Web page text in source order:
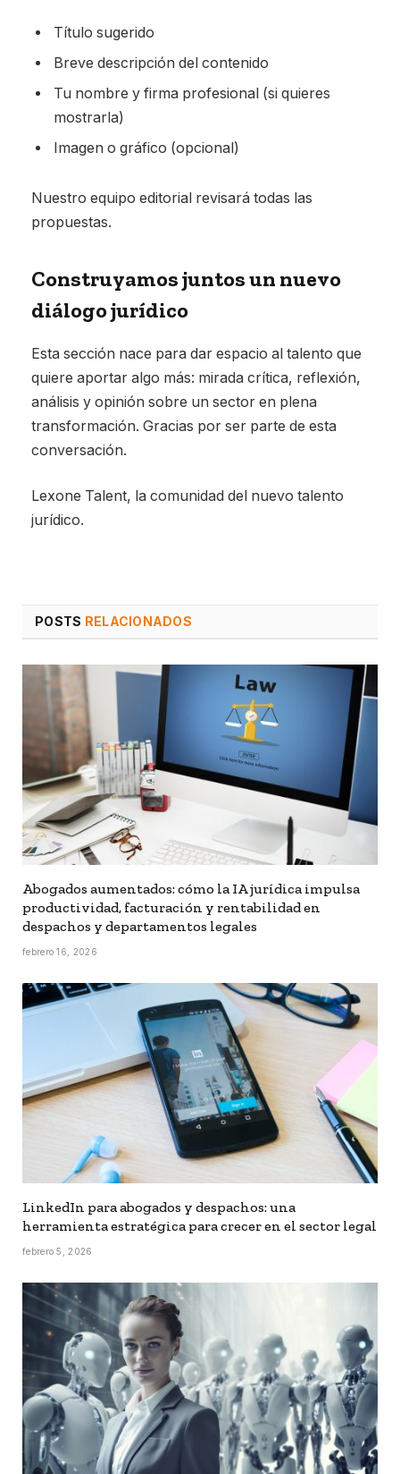
Título sugerido
Breve descripción del contenido
Tu nombre y firma profesional (si quieres
mostrarla)
Imagen o gráfico (opcional)
Nuestro equipo editorial revisará todas las
propuestas.
Construyamos juntos un nuevo
diálogo jurídico
Esta sección nace para dar espacio al talento que
quiere aportar algo más: mirada crítica, reflexión,
análisis y opinión sobre un sector en plena
transformación. Gracias por ser parte de esta
conversación.
Lexone Talent, la comunidad del nuevo talento
jurídico.
POSTS RELACIONADOS
Abogados aumentados: cómo la IA jurídica impulsa
productividad, facturación y rentabilidad en
despachos y departamentos legales
febrero 16, 2026
LinkedIn para abogados y despachos: una
herramienta estratégica para crecer en el sector legal
febrero 5, 2026